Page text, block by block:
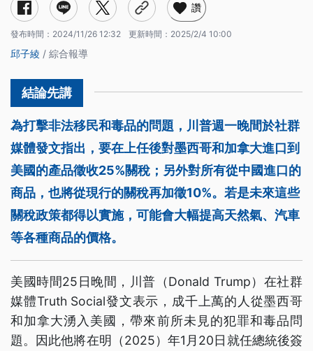
讚
發布時間： 2024/11/26 12:32 更新時間： 2025/2/4 10:00
邱子綾 / 綜合報導
為打擊非法移民和毒品的問題，川普週一晚間於社群
媒體發文指出，要在上任後對墨西哥和加拿大進口到
美國的產品徵收25%關稅；另外對所有從中國進口的
商品，也將從現行的關稅再加徵10%。若是未來這些
關稅政策都得以實施，可能會大幅提高天然氣、汽車
等各種商品的價格。
美國時間25日晚間，川普（Donald Trump）在社群
媒體Truth Social發文表示，成千上萬的人從墨西哥
和加拿大湧入美國，帶來前所未見的犯罪和毒品問
題。因此他將在明（2025）年1月20日就任總統後簽